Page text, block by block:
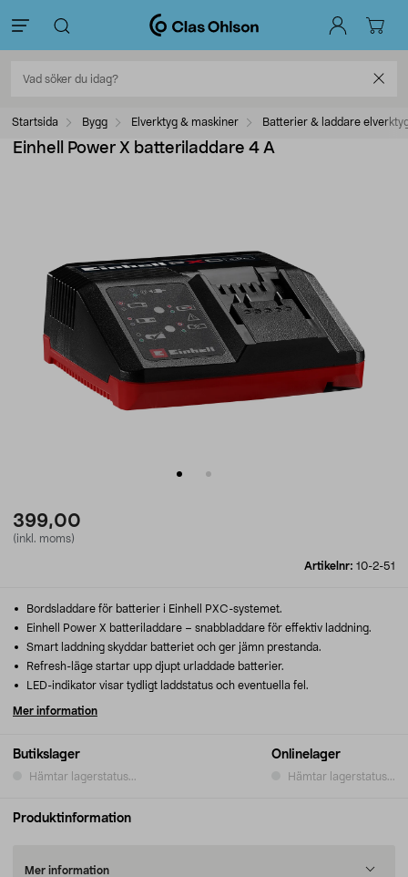
Startsida Bygg Elverktyg & maskiner Batterier & laddare
Einhell Power X batteriladdare 4 A
399,00
(inkl. moms)
Artikelnr: 10-2-51
Butikslager
Hämtar lagerstatus...
Onlinelager
Hämtar lagerstatus...
Bordsladdare för batterier i Einhell PXC-systemet.
Einhell Power X batteriladdare – snabbladdare för effektiv laddning.
Smart laddning skyddar batteriet och ger jämn prestanda.
Refresh-läge startar upp djupt urladdade batterier.
LED-indikator visar tydligt laddstatus och eventuella fel.
Mer information
Produktinformation
Mer information